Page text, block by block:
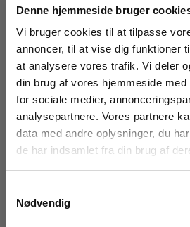
Denne hjemmeside bruger
Vi bruger cookies til at tilpasse
annoncer, til at vise dig funktioner
at analysere vores trafik. Vi deler
din brug af vores hjemmeside
for sociale medier,
analysepartnere. Vores partnere
data med andre oplysninger, du
de har indsamlet fra din brug af
Nødvendig
Woud
178-120714M
18.999 DKK
Fra 14.060 DKK
Vis produkt
Tilbud
FÅ 20%
*Din rabat kan ikke bruges på i
produkter fra